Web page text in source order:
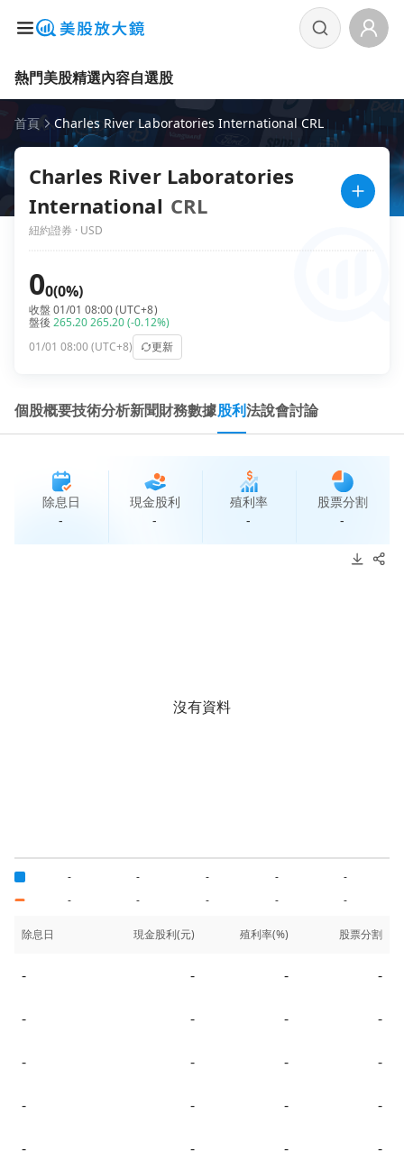
熱門美股精選內容自選股
首頁 Charles River Laboratories International CRL
Charles River Laboratories
International CRL
紐約證券 · USD
00(0%)
收盤 01/01 08:00 (UTC+8)
盤後265.20265.20(-0.12%)
01/01 08:00 (UTC+8)
更新
個股概要技術分析新聞財務數據股利法說會討論
除息日
-
現金股利
-
殖利率
-
股票分割
-
沒有資料
- - - -
-
-
- - - -
除息日 現金股利(元) 殖利率(%) 股票分割
- - - -
- - - -
- - - -
- - - -
- - - -